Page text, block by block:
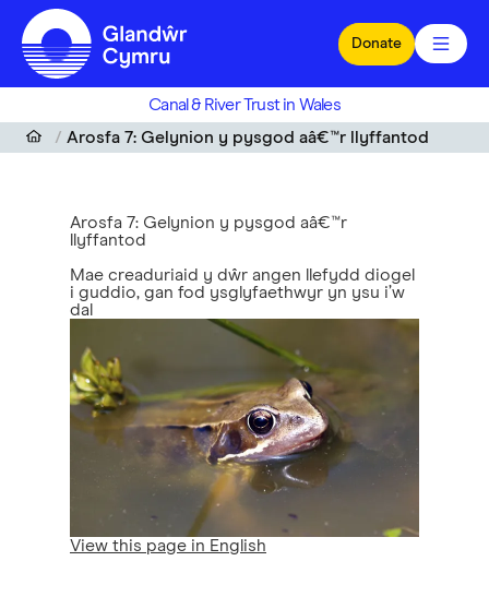
Skip to main content
Donate
Canal & River Trust in Wales
Arosfa 7: Gelynion y pysgod aâ€™r llyffantod
Arosfa 7: Gelynion y pysgod aâ€™r
llyffantod
Mae creaduriaid y dŵr angen llefydd diogel
i guddio, gan fod ysglyfaethwyr yn ysu i’w
dal
View this page in English